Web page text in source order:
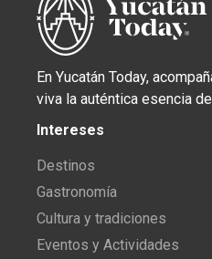
En Yucatán Today,
viva la auténtica esencia de
Intereses
Destinos
Gastronomía
Cultura y tradiciones
Eventos y Actividades